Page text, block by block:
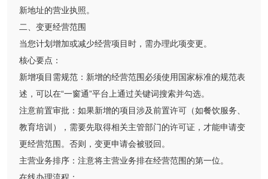
新地址的营业执照。
二、变更经营范围
当您计划增加或减少经营项目时，需办理此项变更。
核心要点：
新增项目需规范：新增的经营范围必须使用国家标准的规范表
述，可以在“一窗通”平台上通过关键词搜索并勾选。
注意前置审批：如果新增的项目涉及前置许可（如餐饮服务、
教育培训），需要先取得相关主管部门的许可证，才能申请变
更经营范围。否则，变更申请会被驳回。
主营业务排序：注意将主营业务排在经营范围的第一位。